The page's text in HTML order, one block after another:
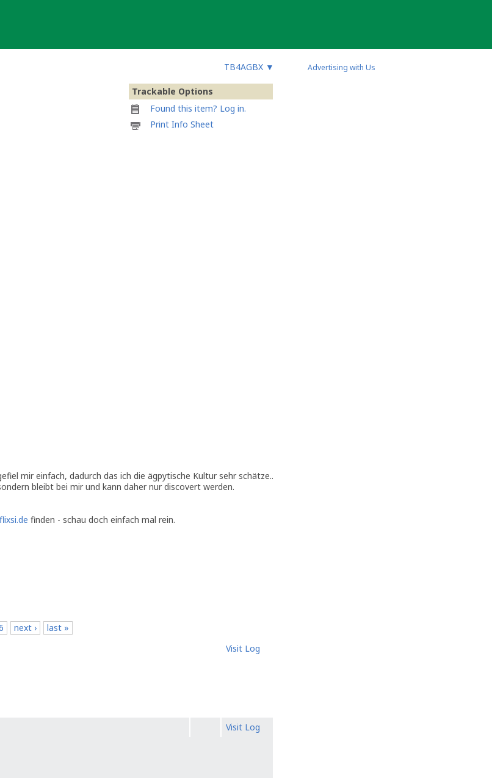
TB4AGBX ▼
Trackable Options
Found this item? Log in.
Printable
Print Info Sheet
mir einfach, dadurch das ich die ägpytische Kultur sehr schätze..
bleibt bei mir und kann daher nur discovert werden.
finden - schau doch einfach mal rein.
next ›
last »
Visit Log
Visit Log
Advertising with Us